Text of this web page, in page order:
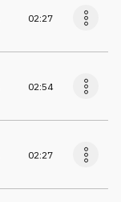
02:27
02:54
02:27